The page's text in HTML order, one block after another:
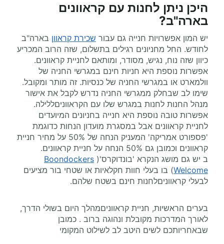
היכן ניתן לחנות עם קראוונים
בארה"ב?
יש המון אפשרויות חנייה גם עבור שכירת קראוון בארה"ב
לחודש. החל מחניונים רגילים בתשלום, שזה הרוב המכריע
כיוון שזה נוח, נגיש, מסודר, ומותאם לחניית קראוונים.
אפשרות נוספת היא חניות חינם במגרשי החניה של
וולמארט או במגרשי החניה של כנסיות. זה מותר ומקובל.
שימו לב שבחלק ממגרשי החניה נדרש לקבל את אישור
מנהל החנות לחנות במגרש שלו עם הקראווניםללילה.
אפשרות טובה נוספת היא חנייה בחניונים המיועדים
לחניית קראוונים אבל במסגרת מועדון הנחות כדוגמת
'פספורט אמריקה' המעניק הנחה של 50% על מחיר חניית
קראוונים וכמובן גם 50% הנחה על חניית קראוונים.
ב יש גם מושג הנקרא 'בונדוקרס'( Boondockers
Welcome) בו בעלי חוות חקלאיות או שטחי בור מציעים
לבעלי קראווניםלחנות חינם בשטח שלהם.
בערים הראשיות, חניית קראווניםמהלך היום בשולי הדרך,
לאורך המדרכות מקובלת ונהוגה ברוב . כמובן
שבאחריותכם לשים היטב לב לשילוט המקומי